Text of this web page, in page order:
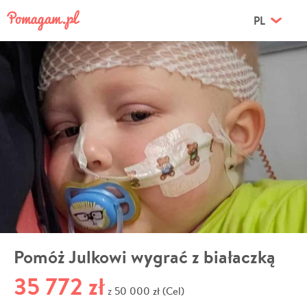
PL
Pomóż Julkowi wygrać z białaczką
35 772 zł z 50 000 zł (Cel)